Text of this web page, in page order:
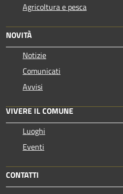
Agricoltura e pesca
NOVITÀ
Notizie
Comunicati
Avvisi
VIVERE IL COMUNE
Luoghi
Eventi
CONTATTI